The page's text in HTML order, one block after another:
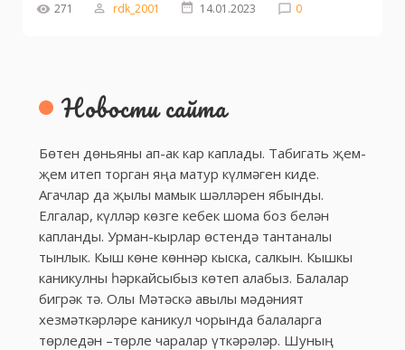
271 rdk_2001 14.01.2023 0
Новости сайта
Бөтен дөньяны ап-ак кар каплады. Табигать җем-
җем итеп торган яңа матур күлмәген киде.
Агачлар да җылы мамык шәлләрен ябынды.
Елгалар, күлләр көзге кебек шома боз белән
капланды. Урман-кырлар өстендә тантаналы
тынлык. Кыш көне көннәр кыска, салкын. Кышкы
каникулны һәркайсыбыз көтеп алабыз. Балалар
бигрәк тә. Олы Мәтәскә авылы мәдәният
хезмәткәрләре каникул чорында балаларга
төрледән –төрле чаралар үткәрәләр. Шуның